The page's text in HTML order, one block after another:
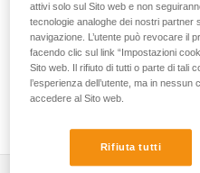
una porta USB-C e dispone
luminoso.
Cerchi la migliore lampada
ACCEDI ALLA GUIDA PER LA
attivi solo sul Sito web e non
tecnologie analoghe dei nostri partner
navigazione. L’utente può revocare il
facendo clic sul link “Impostazioni
Sito web. Il rifiuto di tutti o parte di tali
l’esperienza dell’utente, ma in nessun
accedere al Sito web.
Rifiuta tutti